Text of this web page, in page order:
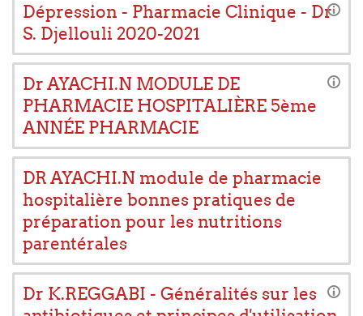
Dépression - Pharmacie Clinique - Dr
S. Djellouli 2020-2021
Dr AYACHI.N MODULE DE
PHARMACIE HOSPITALIÈRE 5ème
ANNÉE PHARMACIE
DR AYACHI.N module de pharmacie
hospitalière bonnes pratiques de
préparation pour les nutritions
parentérales
Dr K.REGGABI - Généralités sur les